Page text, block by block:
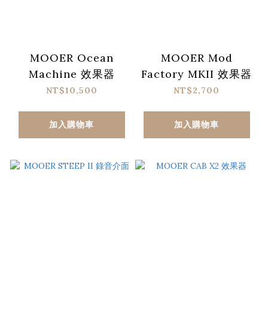
MOOER Ocean
Machine 效果器
NT$10,500
加入購物車
MOOER Mod
Factory MKII 效果器
NT$2,700
加入購物車